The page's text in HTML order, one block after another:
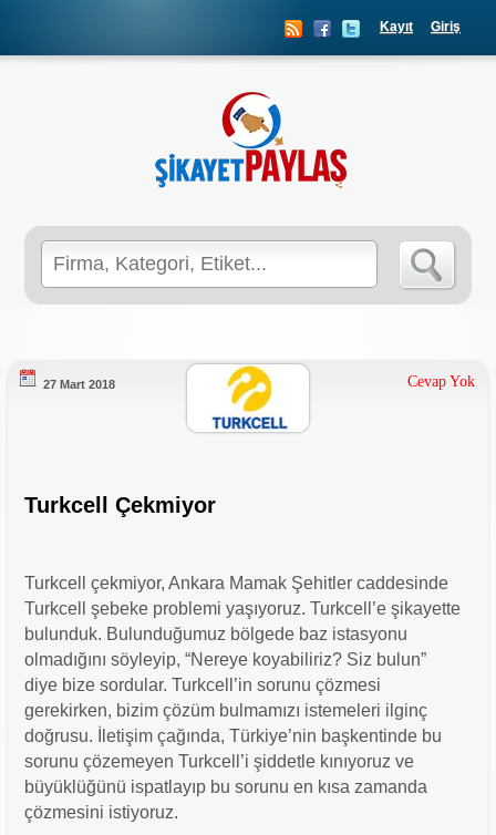
Kayıt Giriş
for:
27 Mart 2018 Cevap Yok
Turkcell Çekmiyor
Turkcell çekmiyor, Ankara Mamak Şehitler caddesinde
Turkcell şebeke problemi yaşıyoruz. Turkcell’e şikayette
bulunduk. Bulunduğumuz bölgede baz istasyonu
olmadığını söyleyip, “Nereye koyabiliriz? Siz bulun”
diye bize sordular. Turkcell’in sorunu çözmesi
gerekirken, bizim çözüm bulmamızı istemeleri ilginç
doğrusu. İletişim çağında, Türkiye’nin başkentinde bu
sorunu çözemeyen Turkcell’i şiddetle kınıyoruz ve
büyüklüğünü ispatlayıp bu sorunu en kısa zamanda
çözmesini istiyoruz.